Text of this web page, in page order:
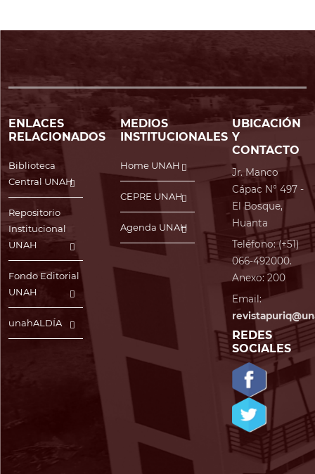
ENLACES
RELACIONADOS
Biblioteca
Central UNAH
Repositorio
Institucional
UNAH
Fondo Editorial
UNAH
unahALDÍA
MEDIOS
INSTITUCIONALES
Home UNAH
CEPRE UNAH
Agenda UNAH
UBICACIÓN
Y
CONTACTO
Jr. Manco
Cápac N° 497 -
El Bosque,
Huanta
Teléfono: (+51)
066-492000.
Anexo: 200
Email:
REDES
SOCIALES